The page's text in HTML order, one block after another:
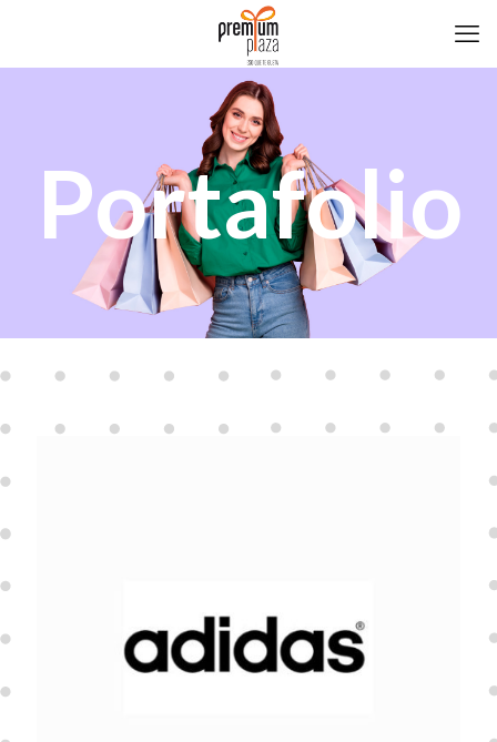
Portafolio